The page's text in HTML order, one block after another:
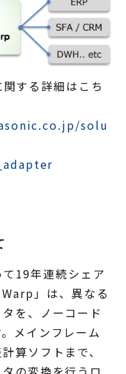
する詳細はこち
solu
19年連続シェア
」は、異なる
を、ノーコード
メインフレーム
算ソフトまで、